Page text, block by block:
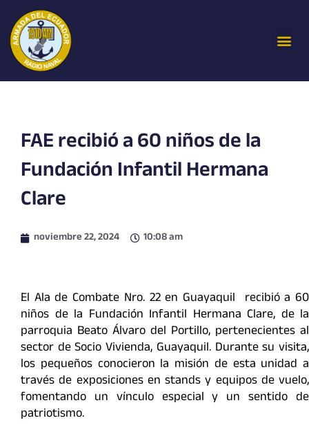
contenido
FAE recibió a 60 niños de la
Fundación Infantil Hermana
Clare
noviembre 22, 2024 10:08 am
El Ala de Combate Nro. 22 en Guayaquil recibió a 60
niños de la Fundación Infantil Hermana Clare, de la
parroquia Beato Álvaro del Portillo, pertenecientes al
sector de Socio Vivienda, Guayaquil. Durante su visita,
los pequeños conocieron la misión de esta unidad a
través de exposiciones en stands y equipos de vuelo,
fomentando un vínculo especial y un sentido de
patriotismo.